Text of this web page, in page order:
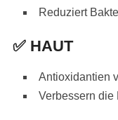
Reduziert
✅ HAUT
Antioxidantien
Verbessern die